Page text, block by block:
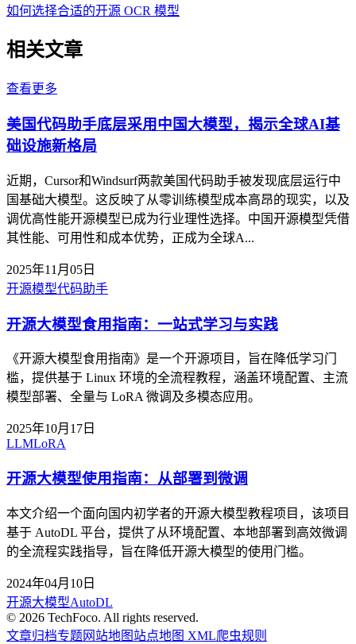
如何选择合适的开源 OCR 模型
相关文章
查看更多
美国代码助手底层采用中国大模型，揭示全球AI基
础设施新格局
近期，Cursor和Windsurf两款美国代码助手被发现底层运行中
国基础大模型。这反映了从零训练模型成本高昂的现实，以及
调优高性能开源模型已成为行业理性选择。中国开源模型凭借
其性能、可用性和成本优势，正成为全球A...
2025年11月05日
开源模型代码助手
开源大模型食用指南：一站式学习与实践
《开源大模型食用指南》是一个开源项目，旨在降低学习门
槛，提供基于 Linux 环境的全流程教程，涵盖环境配置、主流
模型部署、全量与 LoRA 微调及多模态应用。
2025年10月17日
LLMLoRA
开源大模型使用指南：从部署到微调
本文介绍一个面向国内初学者的开源大模型教程项目，该项目
基于 AutoDL 平台，提供了从环境配置、本地部署到高效微调
的全流程实践指导，旨在降低开源大模型的使用门槛。
2024年04月10日
开源大模型AutoDL
© 2026 TechFoco. All rights reserved.
文章归档专题 网站地图 站点地图 XML爬虫规则